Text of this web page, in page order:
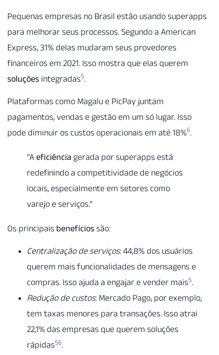
Pequenas empresas no Brasil estão usando superapps
para melhorar seus processos. Segundo a American
Express, 31% delas mudaram seus provedores
financeiros em 2021. Isso mostra que elas querem
soluções integradas5.
Plataformas como Magalu e PicPay juntam
pagamentos, vendas e gestão em um só lugar. Isso
pode diminuir os custos operacionais em até 18%6.
“A eficiência gerada por superapps está
redefinindo a competitividade de negócios
locais, especialmente em setores como
varejo e serviços.”
Os principais benefícios são:
Centralização de serviços: 44,8% dos usuários
querem mais funcionalidades de mensagens e
compras. Isso ajuda a engajar e vender mais5.
Redução de custos: Mercado Pago, por exemplo,
tem taxas menores para transações. Isso atrai
22,1% das empresas que querem soluções
rápidas56.